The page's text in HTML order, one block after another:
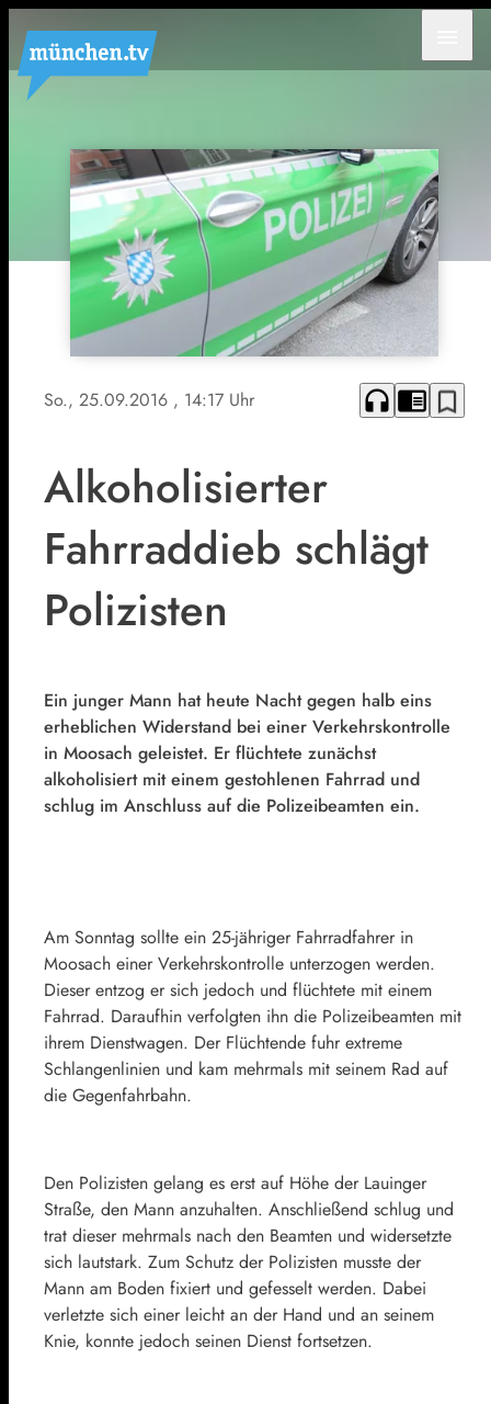
So., 25.09.2016 , 14:17 Uhr headphones chrome_reader_mode bookmark_border
Alkoholisierter
Fahrraddieb schlägt
Polizisten
Ein junger Mann hat heute Nacht gegen halb eins
erheblichen Widerstand bei einer Verkehrskontrolle
in Moosach geleistet. Er flüchtete zunächst
alkoholisiert mit einem gestohlenen Fahrrad und
schlug im Anschluss auf die Polizeibeamten ein.
Am Sonntag sollte ein 25-jähriger Fahrradfahrer in
Moosach einer Verkehrskontrolle unterzogen werden.
Dieser entzog er sich jedoch und flüchtete mit einem
Fahrrad. Daraufhin verfolgten ihn die Polizeibeamten mit
ihrem Dienstwagen. Der Flüchtende fuhr extreme
Schlangenlinien und kam mehrmals mit seinem Rad auf
die Gegenfahrbahn.
Den Polizisten gelang es erst auf Höhe der Lauinger
Straße, den Mann anzuhalten. Anschließend schlug und
trat dieser mehrmals nach den Beamten und widersetzte
sich lautstark. Zum Schutz der Polizisten musste der
Mann am Boden fixiert und gefesselt werden. Dabei
verletzte sich einer leicht an der Hand und an seinem
Knie, konnte jedoch seinen Dienst fortsetzen.